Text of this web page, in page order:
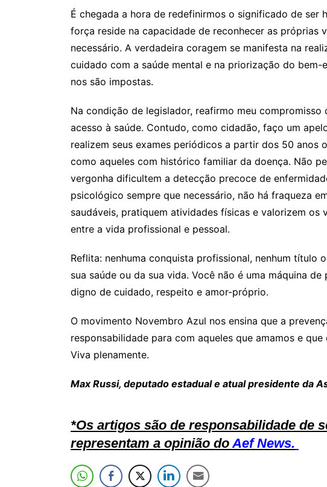
É chegada a hora de redefinirmos o significado de ser
força reside na capacidade de reconhecer as próprias
necessário. A verdadeira coragem se manifesta na
cuidado com a saúde mental e na priorização do bem-
nos são impostas.
Na condição de legislador, reafirmo meu
acesso à saúde. Contudo, como cidadão, faço um
realizem seus exames periódicos a partir dos 50 anos
como aqueles com histórico familiar da doença. Não
vergonha dificultem a detecção precoce de
psicológico sempre que necessário, não há fraqueza
saudáveis, pratiquem atividades físicas e valorizem os
entre a vida profissional e pessoal.
Reflita: nenhuma conquista profissional, nenhum título
sua saúde ou da sua vida. Você não é uma máquina
digno de cuidado, respeito e amor-próprio.
O movimento Novembro Azul nos ensina que a
responsabilidade para com aqueles que amamos e
Viva plenamente.
Max Russi, deputado estadual e atual presidente da
*Os artigos são de responsabilidade de
representam a opinião do Aef News.